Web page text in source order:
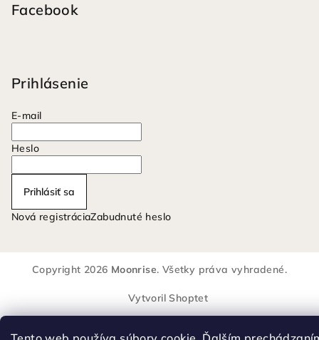
Facebook
Prihlásenie
E-mail
Heslo
Prihlásiť sa
Nová registráciaZabudnuté heslo
Copyright 2026 Moonrise. Všetky práva vyhradené.
Vytvoril Shoptet